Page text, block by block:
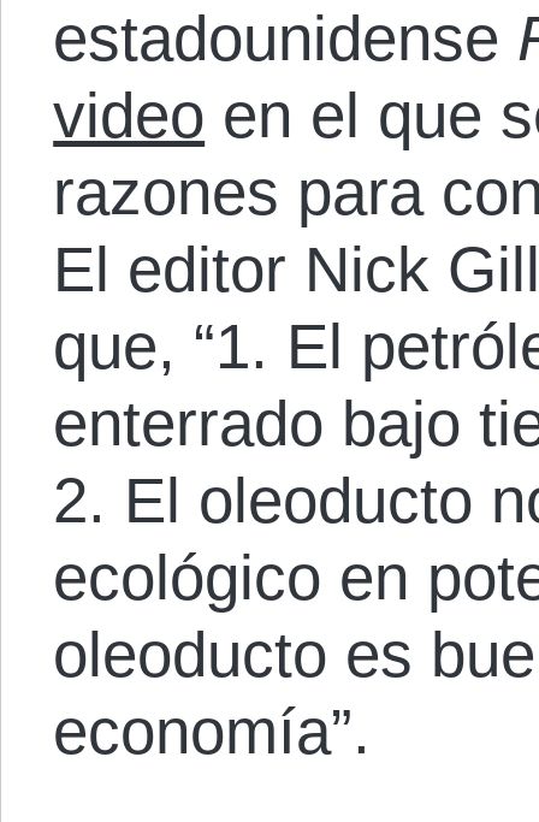
estadounidense
video en el que
razones para
El editor Nick
que, “1. El
enterrado bajo
2. El oleoducto
ecológico en
oleoducto es
economía”.